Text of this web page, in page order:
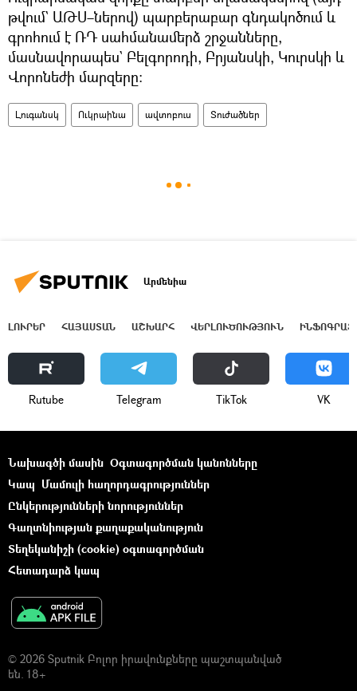
թվում` ԱԹՍ–ներով) պարբերաբար գնդակոծում և
գրոհում է ՌԴ սահմանամերձ շրջանները,
մասնավորապես` Բելգորոդի, Բրյանսկի, Կուրսկի և
Վորոնեժի մարզերը։
Լուգանսկ Ուկրաինա ավտոբուս Տուժածներ
Արմենիա
ԼՈՒՐԵՐ ՀԱՅԱՍՏԱՆ ԱՇԽԱՐՀ ՎԵՐԼՈՒԾՈՒԹՅՈՒՆ
Rutube Telegram ТikТоk VK
Նախագծի մասին Օգտագործման կանոնները
Կապ Մամուլի հաղորդագրություններ
Ընկերությունների նորություններ
Գաղտնիության քաղաքականություն
Տեղեկանիշի (cookie) օգտագործման
Հետադարձ կապ
© 2026 Sputnik Բոլոր իրավունքները պաշտպանված
են. 18+